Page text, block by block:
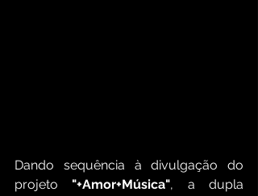
Dando sequência à divulgação do
projeto "+Amor+Música"